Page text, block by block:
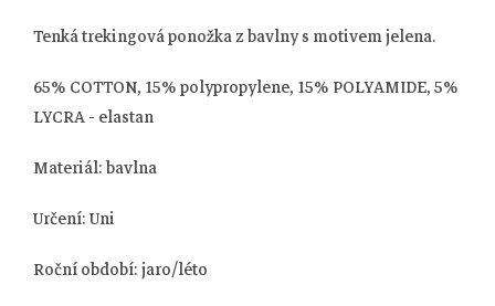
Tenká trekingová ponožka z bavlny s motivem jelena.
65% COTTON, 15% polypropylene, 15% POLYAMIDE, 5%
LYCRA - elastan
Materiál:bavlna
Určení:Uni
Roční období:jaro/léto